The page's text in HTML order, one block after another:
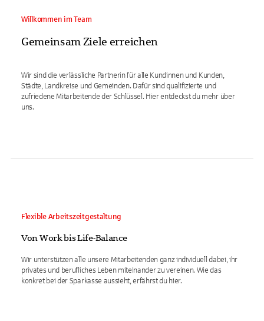
Willkommen im Team
Gemeinsam Ziele erreichen
Wir sind die verlässliche Partnerin für alle Kundinnen und Kunden,
Städte, Landkreise und Gemeinden. Dafür sind qualifizierte und
zufriedene Mitarbeitende der Schlüssel. Hier entdeckst du mehr über
uns.
Flexible Arbeitszeitgestaltung
Von Work bis Life-Balance
Wir unterstützen alle unsere Mitarbeitenden ganz individuell dabei, ihr
privates und berufliches Leben miteinander zu vereinen. Wie das
konkret bei der Sparkasse aussieht, erfährst du hier.